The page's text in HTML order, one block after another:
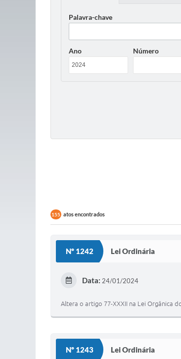
Palavra-chave
Ano Número
155 atos encontrados
Nº 1242 Lei Ordinária
Data: 24/01/2024
Altera o artigo 77-XXXII na Lei Orgânica
Nº 1243 Lei Ordinária